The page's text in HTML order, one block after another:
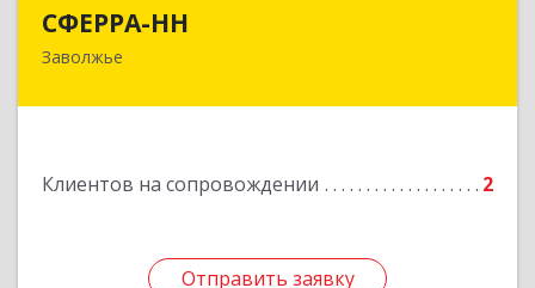
СФЕРРА-НН
Заволжье
Клиентов на сопровождении 2
Отправить заявку
Отправить заявку